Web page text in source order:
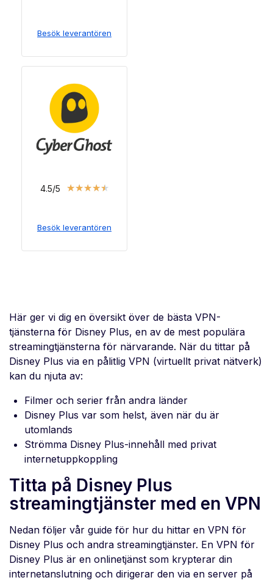
Besök leverantören
4.5/5 ★★★★★
Besök leverantören
Här ger vi dig en översikt över de bästa VPN-
tjänsterna för Disney Plus, en av de mest populära
streamingtjänsterna för närvarande. När du tittar på
Disney Plus via en pålitlig VPN (virtuellt privat nätverk)
kan du njuta av:
Filmer och serier från andra länder
Disney Plus var som helst, även när du är
utomlands
Strömma Disney Plus-innehåll med privat
internetuppkoppling
Titta på Disney Plus
streamingtjänster med en VPN
Nedan följer vår guide för hur du hittar en VPN för
Disney Plus och andra streamingtjänster. En VPN för
Disney Plus är en onlinetjänst som krypterar din
internetanslutning och dirigerar den via en server på